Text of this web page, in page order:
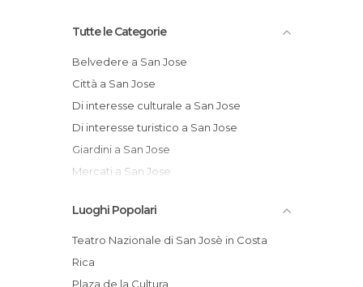
Tutte le Categorie
Belvedere a San Jose
Città a San Jose
Di interesse culturale a San Jose
Di interesse turistico a San Jose
Giardini a San Jose
Mercati a San Jose
Musei a San Jose
Piazze a San Jose
Riserve Naturali a San Jose
Stadi a San Jose
Luoghi Popolari
Teatro Nazionale di San Josè in Costa
Rica
Plaza de la Cultura